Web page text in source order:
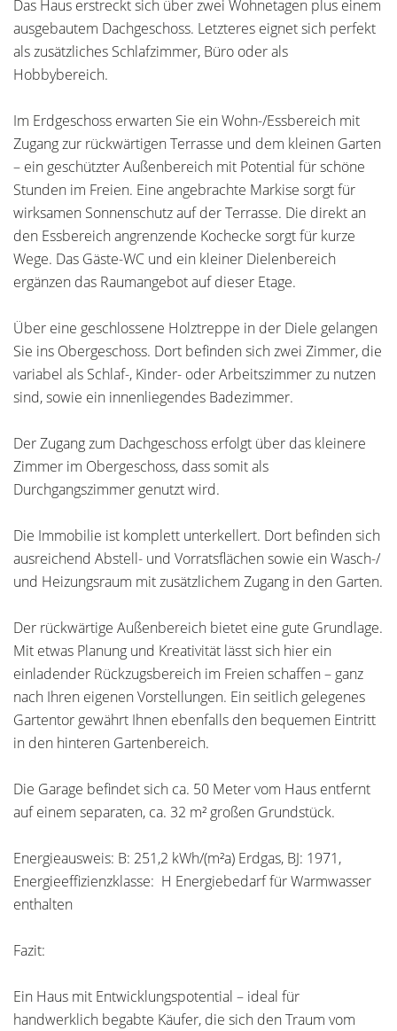
Das Haus erstreckt sich über zwei Wohnetagen plus einem
ausgebautem Dachgeschoss. Letzteres eignet sich perfekt
als zusätzliches Schlafzimmer, Büro oder als
Hobbybereich.
Im Erdgeschoss erwarten Sie ein Wohn-/Essbereich mit
Zugang zur rückwärtigen Terrasse und dem kleinen Garten
– ein geschützter Außenbereich mit Potential für schöne
Stunden im Freien. Eine angebrachte Markise sorgt für
wirksamen Sonnenschutz auf der Terrasse. Die direkt an
den Essbereich angrenzende Kochecke sorgt für kurze
Wege. Das Gäste-WC und ein kleiner Dielenbereich
ergänzen das Raumangebot auf dieser Etage.
Über eine geschlossene Holztreppe in der Diele gelangen
Sie ins Obergeschoss. Dort befinden sich zwei Zimmer, die
variabel als Schlaf-, Kinder- oder Arbeitszimmer zu nutzen
sind, sowie ein innenliegendes Badezimmer.
Der Zugang zum Dachgeschoss erfolgt über das kleinere
Zimmer im Obergeschoss, dass somit als
Durchgangszimmer genutzt wird.
Die Immobilie ist komplett unterkellert. Dort befinden sich
ausreichend Abstell- und Vorratsflächen sowie ein Wasch-/
und Heizungsraum mit zusätzlichem Zugang in den Garten.
Der rückwärtige Außenbereich bietet eine gute Grundlage.
Mit etwas Planung und Kreativität lässt sich hier ein
einladender Rückzugsbereich im Freien schaffen – ganz
nach Ihren eigenen Vorstellungen. Ein seitlich gelegenes
Gartentor gewährt Ihnen ebenfalls den bequemen Eintritt
in den hinteren Gartenbereich.
Die Garage befindet sich ca. 50 Meter vom Haus entfernt
auf einem separaten, ca. 32 m² großen Grundstück.
Energieausweis: B: 251,2 kWh/(m²a) Erdgas, BJ: 1971,
Energieeffizienzklasse: H Energiebedarf für Warmwasser
enthalten
Fazit:
Ein Haus mit Entwicklungspotential – ideal für
handwerklich begabte Käufer, die sich den Traum vom